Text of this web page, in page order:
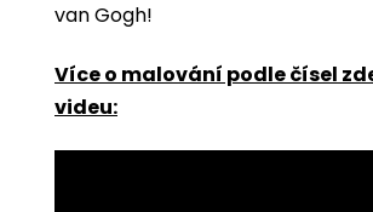
van Gogh!
Více o malování podle čísel
videu: